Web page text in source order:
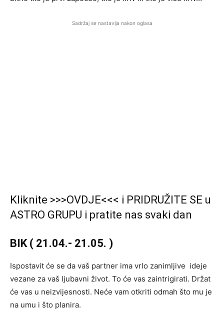
Sadržaj se nastavlja nakon oglasa
Kliknite >>>OVDJE<<< i PRIDRUŽITE SE u
ASTRO GRUPU i pratite nas svaki dan
BIK ( 21.04.- 21.05. )
Ispostavit će se da vaš partner ima vrlo zanimljive ideje
vezane za vaš ljubavni život. To će vas zaintrigirati. Držat
će vas u neizvijesnosti. Neće vam otkriti odmah što mu je
na umu i što planira.